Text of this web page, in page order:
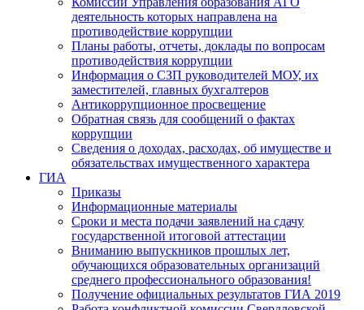
деятельность которых направлена на
противодействие коррупции
Планы работы, отчеты, доклады по вопросам
противодействия коррупции
Информация о СЗП руководителей МОУ, их
заместителей, главных бухгалтеров
Антикоррупционное просвещение
Обратная связь для сообщений о фактах
коррупции
Сведения о доходах, расходах, об имуществе и
обязательствах имущественного характера
ГИА
Приказы
Информационные материалы
Сроки и места подачи заявлений на сдачу
государственной итоговой аттестации
Вниманию выпускников прошлых лет,
обучающихся образовательных организаций
среднего профессионального образования!
Получение официальных результатов ГИА 2019